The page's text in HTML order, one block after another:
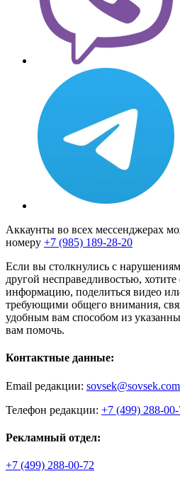
Аккаунты во всех мессенджерах
номеру +7 (985) 189-28-20
Если вы столкнулись с
другой несправедливостью,
информацию, поделиться видео
требующими общего внимания,
удобным вам способом из
вам помочь.
Контактные данные:
Email редакции: sovsek@sovsek.com
Телефон редакции: +7 (499) 288-00-
Рекламный отдел:
+7 (499) 288-00-72